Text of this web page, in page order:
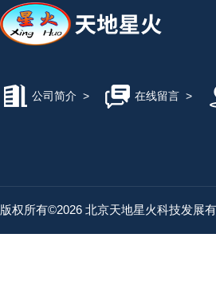
公司简介 > 在线留言>
版权所有©2026 北京天地星火科技发展